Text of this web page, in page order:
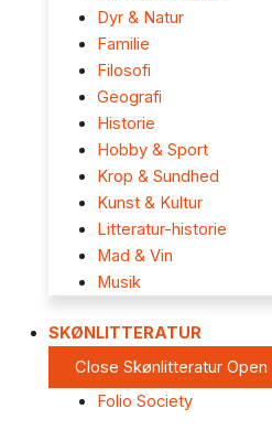
Dyr & Natur
Familie
Filosofi
Geografi
Historie
Hobby & Sport
Krop & Sundhed
Kunst & Kultur
Litteratur-historie
Mad & Vin
Musik
SKØNLITTERATUR
Close Skønlitteratur Open
Folio Society